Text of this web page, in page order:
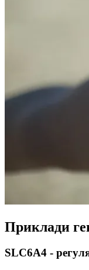
Приклади
SLC6A4 -